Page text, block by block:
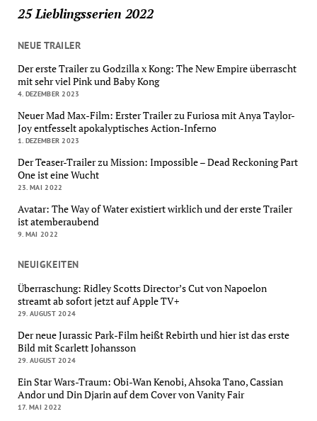
25 Lieblingsserien 2022
NEUE TRAILER
Der erste Trailer zu Godzilla x Kong: The New Empire überrascht
mit sehr viel Pink und Baby Kong
4. DEZEMBER 2023
Neuer Mad Max-Film: Erster Trailer zu Furiosa mit Anya Taylor-
Joy entfesselt apokalyptisches Action-Inferno
1. DEZEMBER 2023
Der Teaser-Trailer zu Mission: Impossible – Dead Reckoning Part
One ist eine Wucht
23. MAI 2022
Avatar: The Way of Water existiert wirklich und der erste Trailer
ist atemberaubend
9. MAI 2022
NEUIGKEITEN
Überraschung: Ridley Scotts Director’s Cut von Napoelon
streamt ab sofort jetzt auf Apple TV+
29. AUGUST 2024
Der neue Jurassic Park-Film heißt Rebirth und hier ist das erste
Bild mit Scarlett Johansson
29. AUGUST 2024
Ein Star Wars-Traum: Obi-Wan Kenobi, Ahsoka Tano, Cassian
Andor und Din Djarin auf dem Cover von Vanity Fair
17. MAI 2022